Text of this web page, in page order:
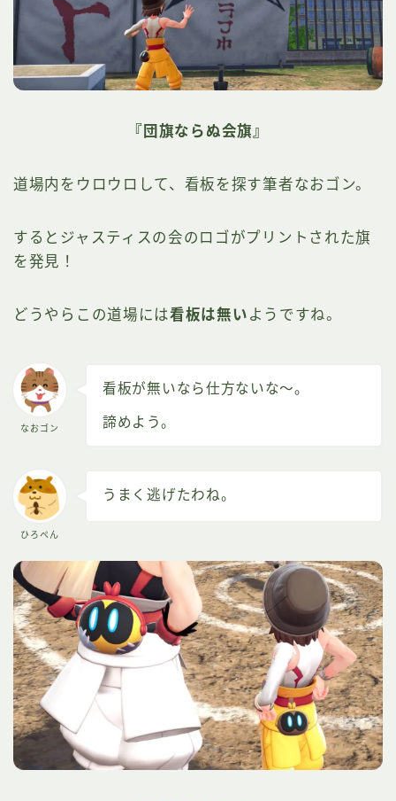
『団旗ならぬ会旗』
道場内をウロウロして、看板を探す筆者なおゴン。
するとジャスティスの会のロゴがプリントされた旗
を発見！
どうやらこの道場には看板は無い ようですね。
なおゴン
看板が無いなら仕方ないな～。
諦めよう。
ひろぺん
うまく逃げたわね。